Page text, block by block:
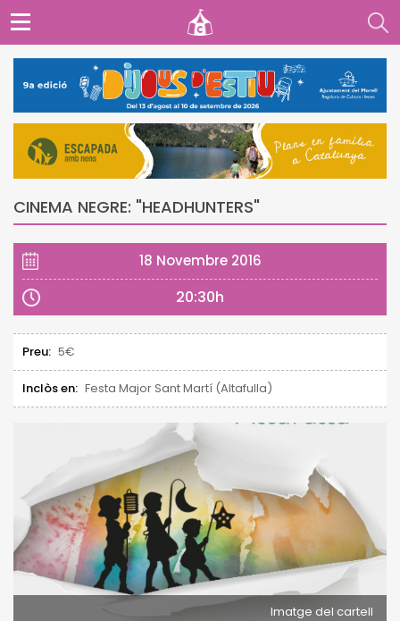
CINEMA NEGRE: "HEADHUNTERS"
18 Novembre 2016
20:30h
Preu: 5€
Inclòs en: Festa Major Sant Martí (Altafulla)
Imatge del cartell